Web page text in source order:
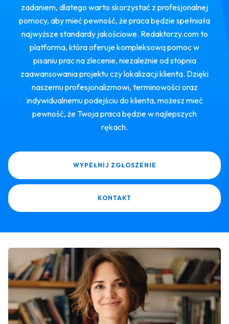
zadaniem, dlatego warto skorzystać z profesjonalnej
pomocy, aby mieć pewność, że praca będzie spełniała
najwyższe standardy jakościowe. Redaktorzy.com to
platforma, która oferuje kompleksową pomoc w
pisaniu prac na zlecenie, niezależnie od stopnia
zaawansowania projektu czy lokalizacji klienta. Dzięki
naszemu profesjonalizmowi, terminowości oraz
indywidualnemu podejściu do klienta, możesz mieć
pewność, że Twoja praca będzie w najlepszych
rękach.
WYPEŁNIJ ZGŁOSZENIE
KONTAKT